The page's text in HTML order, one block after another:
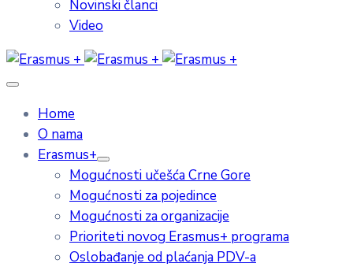
Novinski članci
Video
Home
O nama
Erasmus+
Mogućnosti učešća Crne Gore
Mogućnosti za pojedince
Mogućnosti za organizacije
Prioriteti novog Erasmus+ programa
Oslobađanje od plaćanja PDV-a